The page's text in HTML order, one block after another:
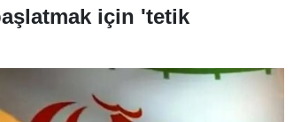
için 'tetik